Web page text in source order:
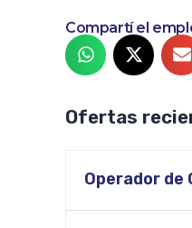
Compartí el
Ofertas
Operador de